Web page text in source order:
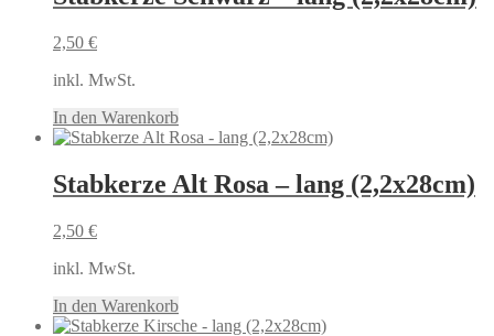
2,50 €
inkl. MwSt.
In den Warenkorb
Stabkerze Alt Rosa – lang (2,2x28cm)
2,50 €
inkl. MwSt.
In den Warenkorb